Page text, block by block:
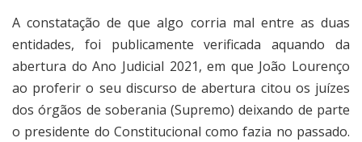
A constatação de que algo corria mal entre as duas
entidades, foi publicamente verificada aquando da
abertura do Ano Judicial 2021, em que João Lourenço
ao proferir o seu discurso de abertura citou os juízes
dos órgãos de soberania (Supremo) deixando de parte
o presidente do Constitucional como fazia no passado.